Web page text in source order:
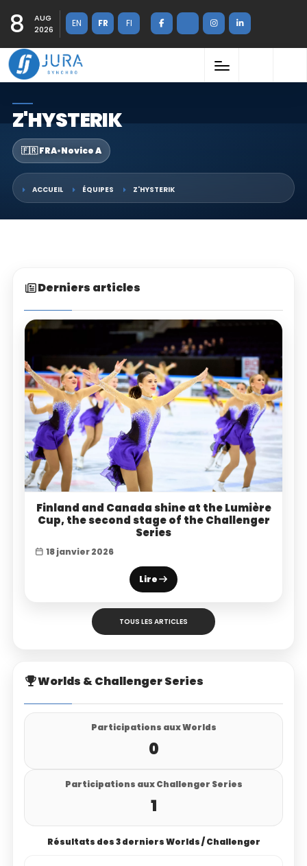
8
AUG
2026
EN FR FI
Z'HYSTERIK
🇫🇷 FRA•Novice A
ACCUEIL ÉQUIPES Z'HYSTERIK
Derniers articles
Finland and Canada shine at the Lumière
Cup, the second stage of the Challenger
Series
18 janvier 2026
Lire
TOUS LES ARTICLES
Worlds & Challenger Series
Participations aux Worlds
0
Participations aux Challenger Series
1
Résultats des 3 derniers Worlds / Challenger